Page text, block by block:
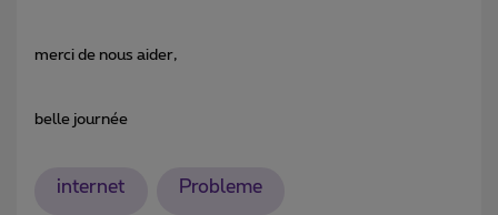
merci de nous aider,
belle journée
internet Probleme